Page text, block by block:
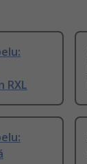
RXL